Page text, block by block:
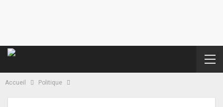
Accueil Politique